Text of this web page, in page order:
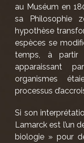
au Muséum en
sa Philosophie
hypothèse
espèces se
temps, à partir
apparaissant
organismes
processus
Si son
Lamarck est l’un
biologie » pour